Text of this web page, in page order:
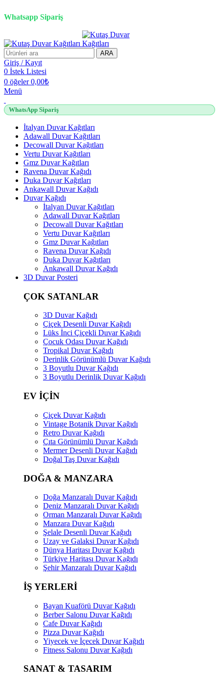
Whatsapp Sipariş
ARA
Giriş / Kayıt
0 İstek Listesi
0 öğeler 0,00₺
Menü
WhatsApp Sipariş
İtalyan Duvar Kağıtları
Adawall Duvar Kağıtları
Decowall Duvar Kağıtları
Vertu Duvar Kağıtları
Gmz Duvar Kağıtları
Ravena Duvar Kağıdı
Duka Duvar Kağıtları
Ankawall Duvar Kağıdı
Duvar Kağıdı
İtalyan Duvar Kağıtları
Adawall Duvar Kağıtları
Decowall Duvar Kağıtları
Vertu Duvar Kağıtları
Gmz Duvar Kağıtları
Ravena Duvar Kağıdı
Duka Duvar Kağıtları
Ankawall Duvar Kağıdı
3D Duvar Posteri
ÇOK SATANLAR
3D Duvar Kağıdı
Çiçek Desenli Duvar Kağıdı
Lüks İnci Çiçekli Duvar Kağıdı
Çocuk Odası Duvar Kağıdı
Tropikal Duvar Kağıdı
Derinlik Görünümlü Duvar Kağıdı
3 Boyutlu Duvar Kağıdı
3 Boyutlu Derinlik Duvar Kağıdı
EV İÇİN
Çiçek Duvar Kağıdı
Vintage Botanik Duvar Kağıdı
Retro Duvar Kağıdı
Çıta Görünümlü Duvar Kağıdı
Mermer Desenli Duvar Kağıdı
Doğal Taş Duvar Kağıdı
DOĞA & MANZARA
Doğa Manzaralı Duvar Kağıdı
Deniz Manzaralı Duvar Kağıdı
Orman Manzaralı Duvar Kağıdı
Manzara Duvar Kağıdı
Şelale Desenli Duvar Kağıdı
Uzay ve Galaksi Duvar Kağıdı
Dünya Haritası Duvar Kağıdı
Türkiye Haritası Duvar Kağıdı
Şehir Manzaralı Duvar Kağıdı
İŞ YERLERİ
Bayan Kuaförü Duvar Kağıdı
Berber Salonu Duvar Kağıdı
Cafe Duvar Kağıdı
Pizza Duvar Kağıdı
Yiyecek ve İçecek Duvar Kağıdı
Fitness Salonu Duvar Kağıdı
SANAT & TASARIM